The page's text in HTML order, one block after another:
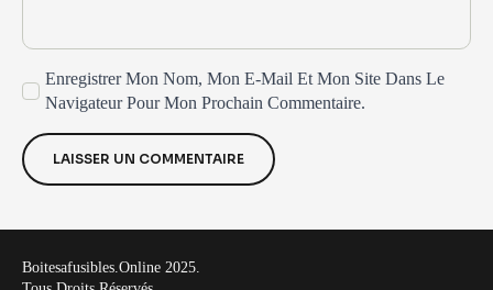
Enregistrer Mon Nom, Mon E-Mail Et Mon Site Dans Le
Navigateur Pour Mon Prochain Commentaire.
Boitesafusibles.online 2025.